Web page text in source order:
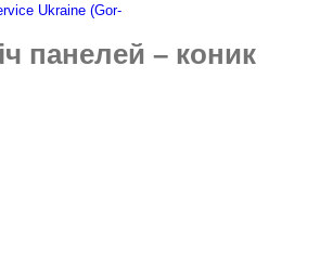
панелей – коник